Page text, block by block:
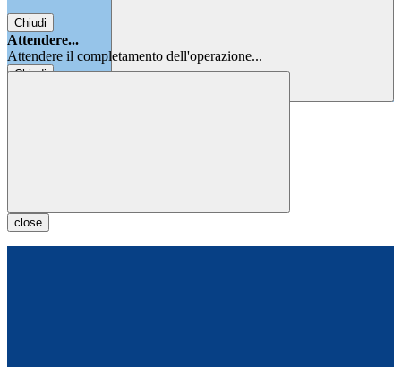
Chiudi
Attendere...
Attendere il completamento dell'operazione...
Chiudi
close